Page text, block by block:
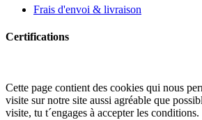
Frais d'envoi & livraison
Certifications
Cette page contient des cookies qui nous
visite sur notre site aussi agréable que
visite, tu t´engages à accepter les conditions.